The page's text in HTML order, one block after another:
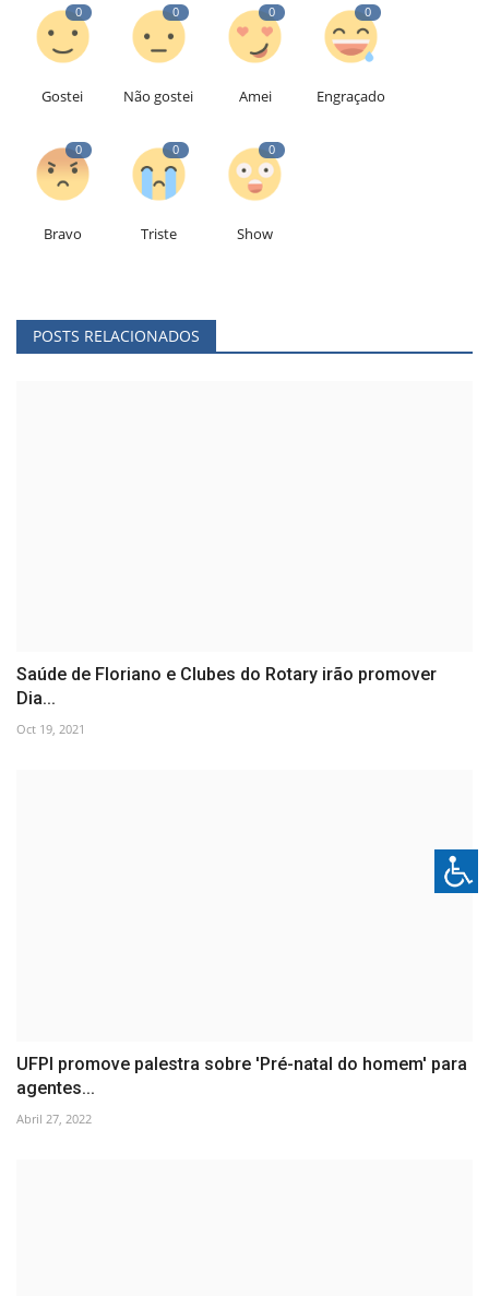
0
Gostei
0
Não gostei
0
Amei
0
Engraçado
0
Bravo
0
Triste
0
Show
POSTS RELACIONADOS
Saúde de Floriano e Clubes do Rotary irão promover
Dia...
Oct 19, 2021
UFPI promove palestra sobre 'Pré-natal do homem' para
agentes...
Abril 27, 2022